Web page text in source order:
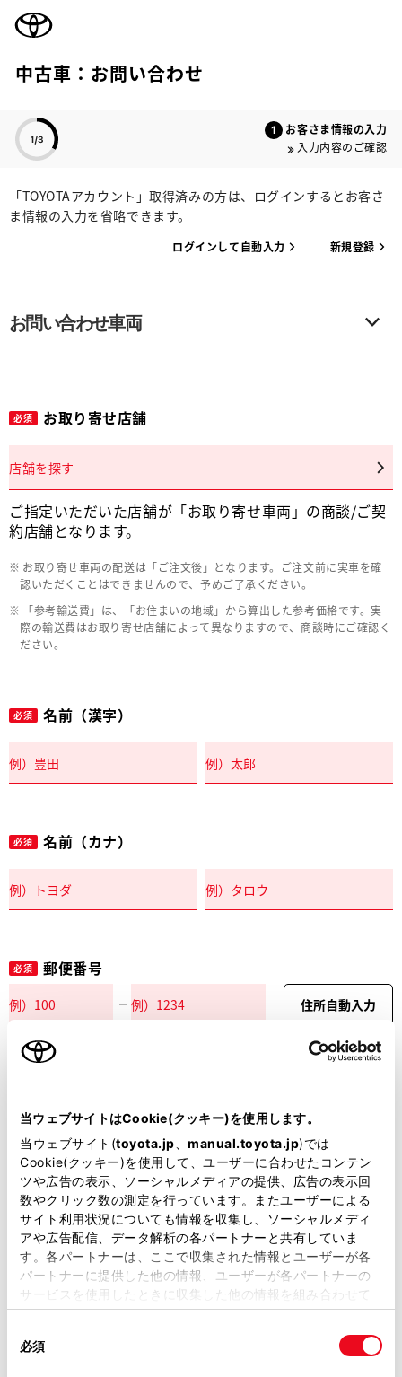
当ウェブサイトはCookie(クッキー)を使用します。
当ウェブサイト(toyota.jp manual.toyota.jp)では
Cookie(クッキー)を使用して、ユーザーに合わせたコンテン
ツや広告の表示、ソーシャルメディアの提供、広告の表示回
数やクリック数の測定を行っています。またユーザーによる
サイト利用状況についても情報を収集し、ソーシャルメディ
アや広告配信、データ解析の各パートナーと共有していま
す。各パートナーは、ここで収集された情報とユーザーが各
パートナーに提供した他の情報、ユーザーが各パートナーの
サービスを使用したときに収集した他の情報を組み合わせて
使用することがあります。当ウェブサイトの使用を続行する
必須
中古車：お問い合わせ
お客さま情報の入力
入力内容のご確認
「TOYOTAアカウント」取得済みの方は、ログインするとお客さ
ま情報の入力を省略できます。
ログインして自動入力 新規登録
お問い合わせ車両
必須 お取り寄せ店舗
店舗を探す
ご指定いただいた店舗が「お取り寄せ車両」の商談/ご契
約店舗となります。
お取り寄せ車両の配送は「ご注文後」となります。ご注文前に実車を確
認いただくことはできませんので、予めご了承ください。
「参考輸送費」は、「お住まいの地域」から算出した参考価格です。実
際の輸送費はお取り寄せ店舗によって異なりますので、商談時にご確認く
ださい。
必須 名前（漢字）
必須 名前（カナ）
必須 郵便番号
住所自動入力
必須 都道府県
必須 市区町村名
必須 丁目番地